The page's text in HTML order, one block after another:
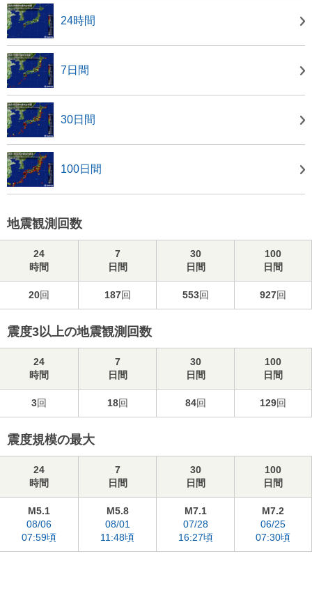
24時間
7日間
30日間
100日間
地震観測回数
24
時間
7
日間
30
日間
100
日間
20回 187回 553回 927回
震度3以上の地震観測回数
24
時間
7
日間
30
日間
100
日間
3回 18回 84回 129回
震度規模の最大
24
時間
7
日間
30
日間
100
日間
M5.1
08/06
07:59頃
M5.8
08/01
11:48頃
M7.1
07/28
16:27頃
M7.2
06/25
07:30頃